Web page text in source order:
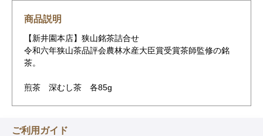
商品説明
【新井園本店】狭山銘茶詰合せ
令和六年狭山茶品評会農林水産大臣賞受賞茶師監修の銘
茶。
煎茶 深むし茶 各85g
ご利用ガイド